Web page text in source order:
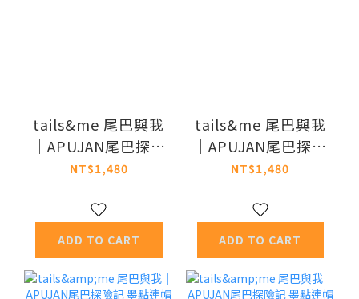
tails&me 尾巴與我
｜APUJAN尾巴探險
記 緹花針織背心—
NT$1,480
ADD TO CART
tails&me 尾巴與我
｜APUJAN尾巴探險
記 緹花針織背心—
NT$1,480
ADD TO CART